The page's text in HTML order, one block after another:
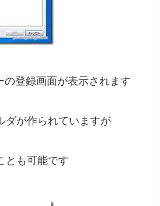
の登録画面が表示されます
ダが作られていますが
とも可能です